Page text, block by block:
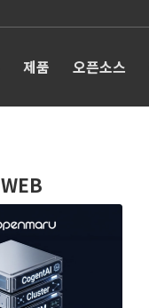
제품 오픈소스
WEB